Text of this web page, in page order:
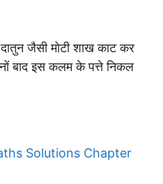
जैसी मोटी शाख काट कर
बाद इस कलम के पत्ते निकल
Solutions Chapter